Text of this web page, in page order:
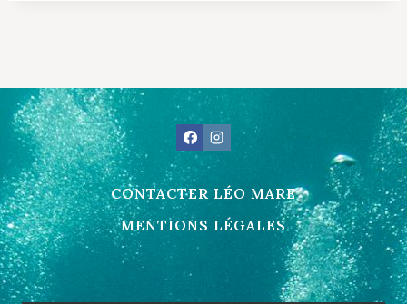
CONTACTER LÉO MARE
MENTIONS LÉGALES